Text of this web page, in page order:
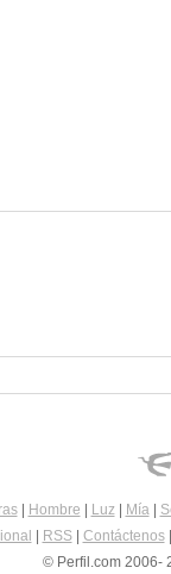
| Hombre Luz| Mía|
RSS| Contáctenos
© Perfil.com 2006-